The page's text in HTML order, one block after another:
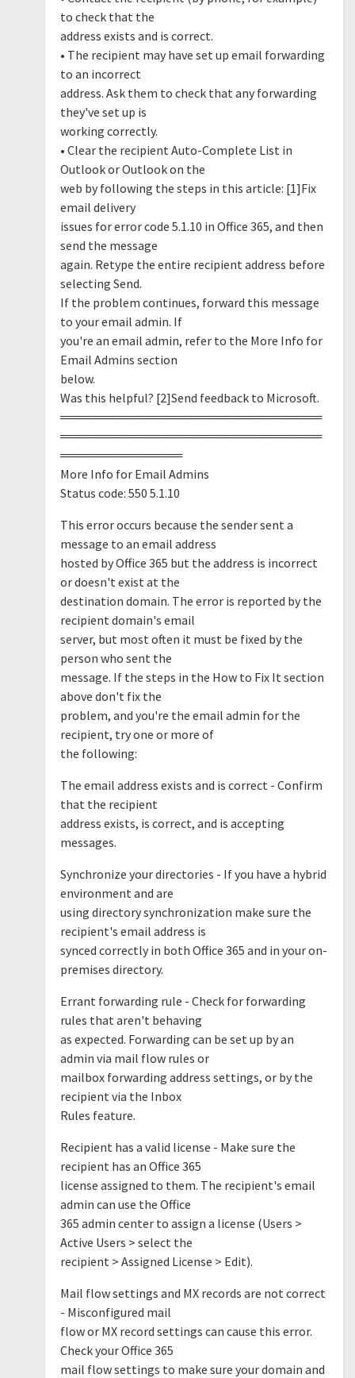
to check that the
address exists and is correct.
• The recipient may have set up email forwarding
to an incorrect
address. Ask them to check that any forwarding
they've set up is
working correctly.
• Clear the recipient Auto-Complete List in
Outlook or Outlook on the
web by following the steps in this article: [1]Fix
email delivery
issues for error code 5.1.10 in Office 365, and then
send the message
again. Retype the entire recipient address before
selecting Send.
If the problem continues, forward this message
to your email admin. If
you're an email admin, refer to the More Info for
Email Admins section
below.
Was this helpful? [2]Send feedback to Microsoft.
══════════════════════════════
══════════════════════════════
══════════════
More Info for Email Admins
Status code: 550 5.1.10
This error occurs because the sender sent a
message to an email address
hosted by Office 365 but the address is incorrect
or doesn't exist at the
destination domain. The error is reported by the
recipient domain's email
server, but most often it must be fixed by the
person who sent the
message. If the steps in the How to Fix It section
above don't fix the
problem, and you're the email admin for the
recipient, try one or more of
the following:
The email address exists and is correct - Confirm
that the recipient
address exists, is correct, and is accepting
messages.
Synchronize your directories - If you have a hybrid
environment and are
using directory synchronization make sure the
recipient's email address is
synced correctly in both Office 365 and in your on-
premises directory.
Errant forwarding rule - Check for forwarding
rules that aren't behaving
as expected. Forwarding can be set up by an
admin via mail flow rules or
mailbox forwarding address settings, or by the
recipient via the Inbox
Rules feature.
Recipient has a valid license - Make sure the
recipient has an Office 365
license assigned to them. The recipient's email
admin can use the Office
365 admin center to assign a license (Users >
Active Users > select the
recipient > Assigned License > Edit).
Mail flow settings and MX records are not correct
- Misconfigured mail
flow or MX record settings can cause this error.
Check your Office 365
mail flow settings to make sure your domain and